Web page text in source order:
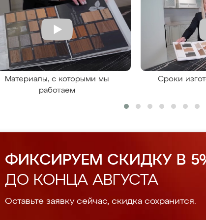
Материалы, с которыми мы
работаем
Сроки
ФИКСИРУЕМ СКИДКУ В
ДО КОНЦА АВГУСТА
Оставьте заявку сейчас, скидка сохранится.